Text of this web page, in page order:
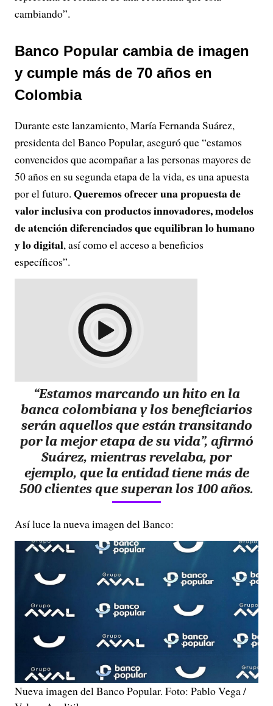
cambiando”.
Banco Popular cambia de imagen
y cumple más de 70 años en
Colombia
Durante este lanzamiento, María Fernanda Suárez,
presidenta del Banco Popular, aseguró que “estamos
convencidos que acompañar a las personas mayores de
50 años en su segunda etapa de la vida, es una apuesta
por el futuro. Queremos ofrecer una propuesta de
valor inclusiva conproductos innovadores, modelos
de atención diferenciados que equilibran lo humano
y lo digital, así como el acceso a beneficios
específicos”.
“Estamos marcando unhito en la
banca colombianay los beneficiarios
serán aquellos que están transitando
por la mejor etapa de su vida”, afirmó
Suárez, mientras revelaba, por
ejemplo, que la entidad tiene más de
500 clientes que superan los 100 años.
Así luce la nueva imagen del Banco:
Nueva imagen del Banco Popular. Foto: Pablo Vega /